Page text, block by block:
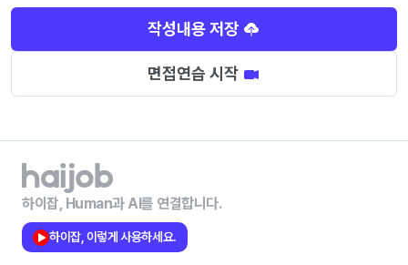
작성내용 저장
면접연습 시작
하이잡, Human과 AI를 연결합니다.
하이잡, 이렇게 사용하세요.